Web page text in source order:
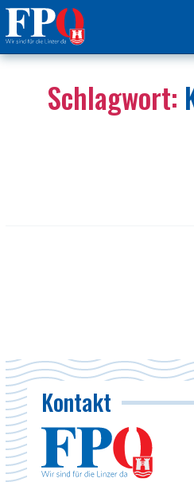
Schlagwort:
Kontakt